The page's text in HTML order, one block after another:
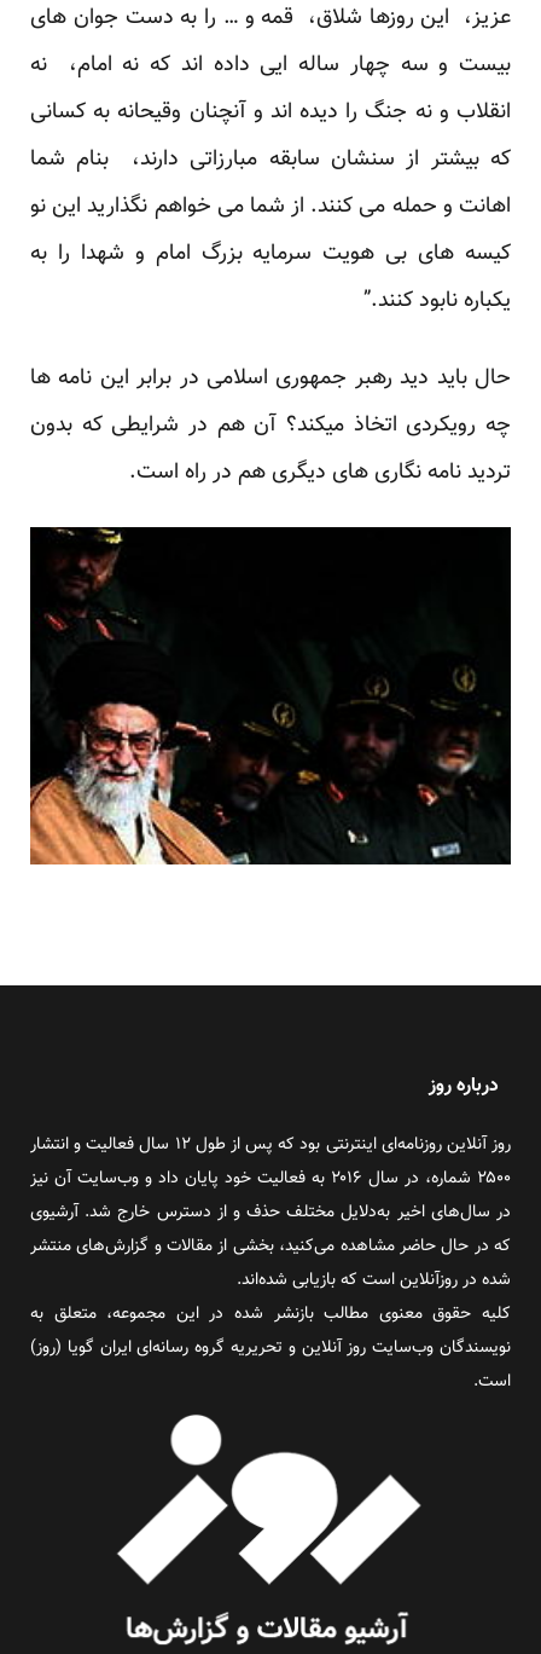
عزیز، این روزها شلاق، قمه و … را به دست جوان های
بیست و سه چهار ساله ایی داده اند که نه امام، نه
انقلاب و نه جنگ را دیده اند و آنچنان وقیحانه به کسانی
که بیشتر از سنشان سابقه مبارزاتی دارند، بنام شما
اهانت و حمله می کنند. از شما می خواهم نگذارید این نو
کیسه های بی هویت سرمایه بزرگ امام و شهدا را به
یکباره نابود کنند.”
حال باید دید رهبر جمهوری اسلامی در برابر این نامه ها
چه رویکردی اتخاذ میکند؟ آن هم در شرایطی که بدون
تردید نامه نگاری های دیگری هم در راه است.
درباره روز
روز آنلاین روزنامه‌ای اینترنتی بود که پس از طول ۱۲ سال فعالیت و انتشار
۲۵۰۰ شماره، در سال ۲۰۱۶ به فعالیت خود پایان داد و وب‌سایت آن نیز
در سال‌های اخیر به‌دلایل مختلف حذف و از دسترس خارج شد. آرشیوی
که در حال حاضر مشاهده می‌کنید، بخشی از مقالات و گزارش‌های منتشر
شده در روزآنلاین است که بازیابی شده‌اند.
کلیه حقوق معنوی مطالب بازنشر شده در این مجموعه، متعلق به
نویسندگان وب‌سایت روز آنلاین و تحریریه گروه رسانه‌ای ایران گویا (روز)
است.